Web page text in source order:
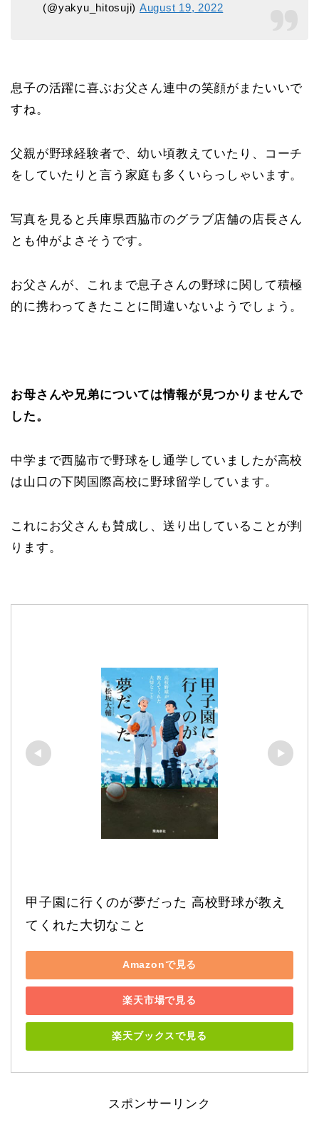
(@yakyu_hitosuji) August 19, 2022
息子の活躍に喜ぶお父さん連中の笑顔がまたいいで
すね。
父親が野球経験者で、幼い頃教えていたり、コーチ
をしていたりと言う家庭も多くいらっしゃいます。
写真を見ると兵庫県西脇市のグラブ店舗の店長さん
とも仲がよさそうです。
お父さんが、これまで息子さんの野球に関して積極
的に携わってきたことに間違いないようでしょう。
お母さんや兄弟については情報が見つかりませんで
した。
中学まで西脇市で野球をし通学していましたが高校
は山口の下関国際高校に野球留学しています。
これにお父さんも賛成し、送り出していることが判
ります。
甲子園に行くのが夢だった 高校野球が教え
てくれた大切なこと
Amazonで見る
楽天市場で見る
楽天ブックスで見る
スポンサーリンク